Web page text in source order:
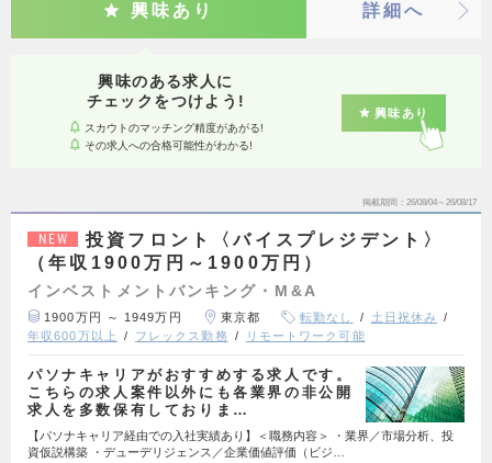
興味あり 詳細へ
興味のある求人に
チェックをつけよう!
スカウトのマッチング精度があがる!
その求人への合格可能性がわかる!
興味あり
掲載期間 26/08/04～26/08/17
NEW
投資フロント〈バイスプレジデント〉
（年収1900万円～1900万円）
インベストメントバンキング・M&A
1900万円 ～ 1949万円 東京都 転勤なし
土日祝休み
年収600万以上
フレックス勤務 リモートワーク可能
パソナキャリアがおすすめする求人です。
こちらの求人案件以外にも各業界の非公開
求人を多数保有しておりま…
【パソナキャリア経由での入社実績あり】＜職務内容＞ ・業界／市場分析、投
資仮説構築 ・デューデリジェンス／企業価値評価（ビジ…